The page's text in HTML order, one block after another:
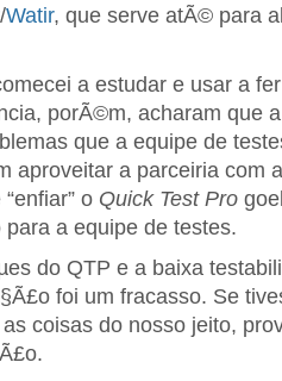
/Watir, que serve atÃ© para
a estudar e usar a
porÃ©m, acharam que
que a equipe de
aproveitar a parceiria com
o Quick Test Pro
a equipe de testes.
do QTP e a baixa
foi um fracasso. Se
coisas do nosso jeito,